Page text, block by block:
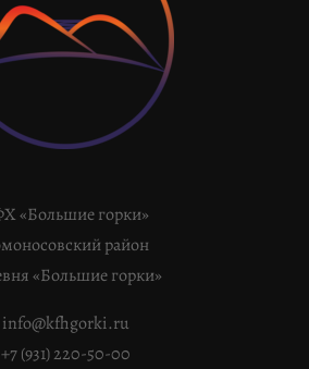
«Большие горки»
район
«Большие горки»
info@kfhgorki.ru
+7 (931) 220-50-00